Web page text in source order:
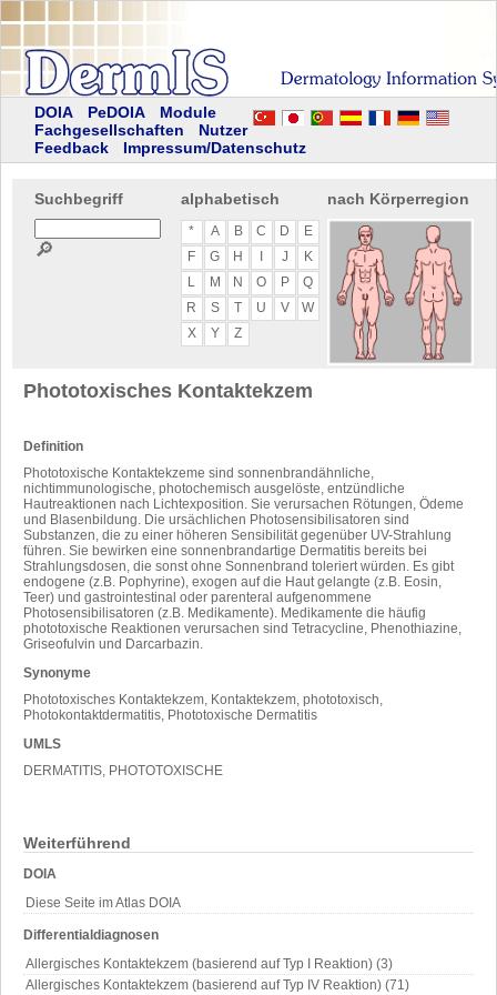
DOIA PeDOIA
Module
Fachgesellschaften
Nutzer
Feedback
Impressum/Datenschutz
Suchbegriff
🔎
alphabetisch
* A B C D
E
F
G H J
K
L
M N O P
Q
R
S T U V
W
X
Y Z
nach Körperregion
Weiterführend
DOIA
Diese Seite im Atlas DOIA
Differentialdiagnosen
Allergisches Kontaktekzem (basierend auf Typ I Reaktion) (3)
Allergisches Kontaktekzem (basierend auf Typ IV Reaktion) (71)
Phototoxisches Kontaktekzem
Definition
Phototoxische Kontaktekzeme sind sonnenbrandähnliche,
nichtimmunologische, photochemisch ausgelöste, entzündliche
Hautreaktionen nach Lichtexposition. Sie verursachen Rötungen, Ödeme
und Blasenbildung. Die ursächlichen Photosensibilisatoren sind
Substanzen, die zu einer höheren Sensibilität gegenüber UV-Strahlung
führen. Sie bewirken eine sonnenbrandartige Dermatitis bereits bei
Strahlungsdosen, die sonst ohne Sonnenbrand toleriert würden. Es gibt
endogene (z.B. Pophyrine), exogen auf die Haut gelangte (z.B. Eosin,
Teer) und gastrointestinal oder parenteral aufgenommene
Photosensibilisatoren (z.B. Medikamente). Medikamente die häufig
phototoxische Reaktionen verursachen sind Tetracycline, Phenothiazine,
Griseofulvin und Darcarbazin.
Synonyme
Phototoxisches Kontaktekzem, Kontaktekzem, phototoxisch,
Photokontaktdermatitis, Phototoxische Dermatitis
UMLS
DERMATITIS, PHOTOTOXISCHE